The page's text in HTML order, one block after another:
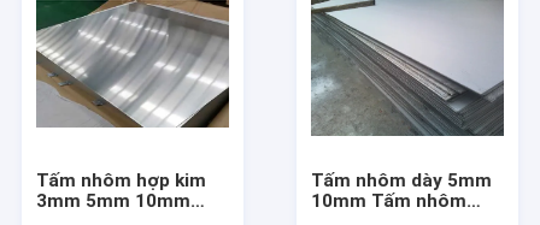
Tấm nhôm hợp kim
3mm 5mm 10mm
Tấm nhôm dày 5mm
10mm Tấm nhôm